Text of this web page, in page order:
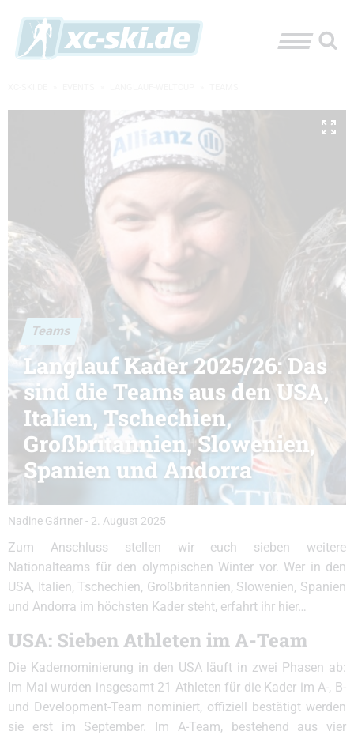
Teams
Langlauf Kader 2025/26: Das
sind die Teams aus den USA,
Italien, Tschechien,
Großbritannien, Slowenien,
Spanien und Andorra
Nadine Gärtner - 2. August 2025
Zum Anschluss stellen wir euch sieben weitere
Nationalteams für den olympischen Winter vor. Wer in den
USA, Italien, Tschechien, Großbritannien, Slowenien, Spanien
und Andorra im höchsten Kader steht, erfahrt ihr hier…
USA: Sieben Athleten im A-Team
Die Kadernominierung in den USA läuft in zwei Phasen ab:
Im Mai wurden insgesamt 21 Athleten für die Kader im A-, B-
und Development-Team nominiert, offiziell bestätigt werden
sie erst im September. Im A-Team, bestehend aus vier